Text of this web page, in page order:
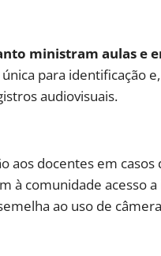
ministram aulas e
para identificação
audiovisuais.
aos docentes em casos
à comunidade acesso
ao uso de